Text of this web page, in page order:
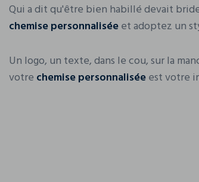
Qui a dit qu'être bien habillé devait
chemise personnaliséeet adoptez un
Un logo, un texte, dans le cou, sur la
votre chemise personnaliséeest votre